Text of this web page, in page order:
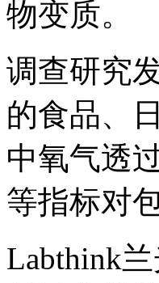
物变质。
调查研究
的食品、
中氧气透
等指标对
Labthink